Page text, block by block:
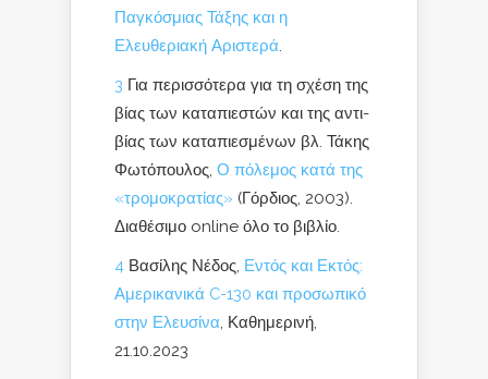
Παγκόσμιας Τάξης και η
Ελευθεριακή Αριστερά.
3 Για περισσότερα για τη σχέση της
βίας των καταπιεστών και της αντι-
βίας των καταπιεσμένων βλ. Τάκης
Φωτόπουλος, Ο πόλεμος κατά της
«τρομοκρατίας» (Γόρδιος, 2003).
Διαθέσιμο online όλο το βιβλίο.
4 Βασίλης Νέδος, Εντός και Εκτός:
Αμερικανικά C-130 και προσωπικό
στην Ελευσίνα , Καθημερινή,
21.10.2023